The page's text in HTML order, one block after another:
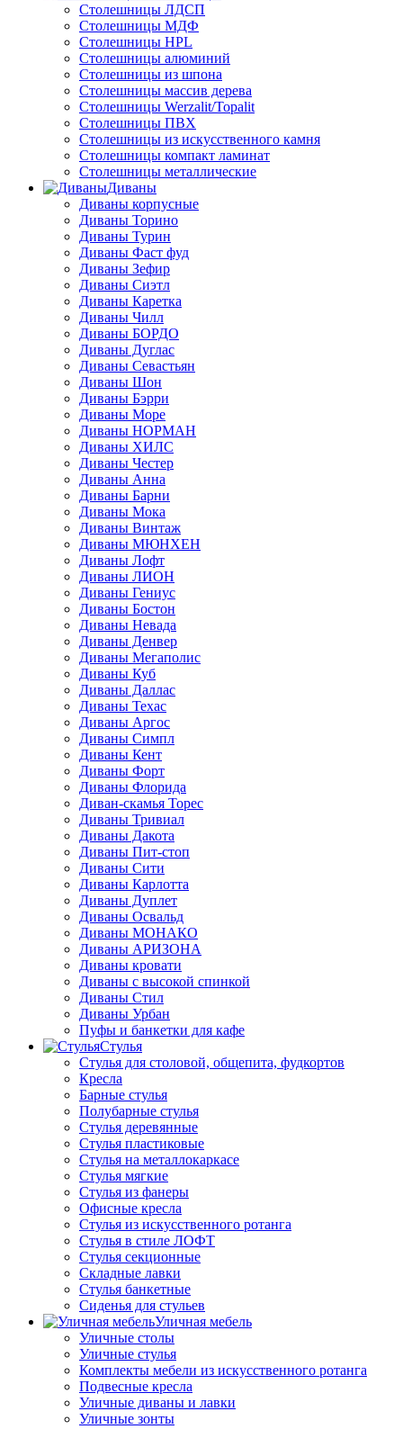
Столешницы ЛДСП
Столешницы МДФ
Столешницы HPL
Столешницы алюминий
Столешницы из шпона
Столешницы массив дерева
Столешницы Werzalit/Topalit
Столешницы ПВХ
Столешницы из искусственного камня
Столешницы компакт ламинат
Столешницы металлические
Диваны
Диваны корпусные
Диваны Торино
Диваны Турин
Диваны Фаст фуд
Диваны Зефир
Диваны Сиэтл
Диваны Каретка
Диваны Чилл
Диваны БОРДО
Диваны Дуглас
Диваны Севастьян
Диваны Шон
Диваны Бэрри
Диваны Море
Диваны НОРМАН
Диваны ХИЛС
Диваны Честер
Диваны Анна
Диваны Барни
Диваны Мока
Диваны Винтаж
Диваны МЮНХЕН
Диваны Лофт
Диваны ЛИОН
Диваны Гениус
Диваны Бостон
Диваны Невада
Диваны Денвер
Диваны Мегаполис
Диваны Куб
Диваны Даллас
Диваны Техас
Диваны Аргос
Диваны Симпл
Диваны Кент
Диваны Форт
Диваны Флорида
Диван-скамья Торес
Диваны Тривиал
Диваны Дакота
Диваны Пит-стоп
Диваны Сити
Диваны Карлотта
Диваны Дуплет
Диваны Освальд
Диваны МОНАКО
Диваны АРИЗОНА
Диваны кровати
Диваны с высокой спинкой
Диваны Стил
Диваны Урбан
Пуфы и банкетки для кафе
Стулья
Стулья для столовой, общепита, фудкортов
Кресла
Барные стулья
Полубарные стулья
Стулья деревянные
Стулья пластиковые
Стулья на металлокаркасе
Стулья мягкие
Стулья из фанеры
Офисные кресла
Стулья из искусственного ротанга
Стулья в стиле ЛОФТ
Стулья секционные
Складные лавки
Стулья банкетные
Сиденья для стульев
Уличная мебель
Уличные столы
Уличные стулья
Комплекты мебели из искусственного ротанга
Подвесные кресла
Уличные диваны и лавки
Уличные зонты